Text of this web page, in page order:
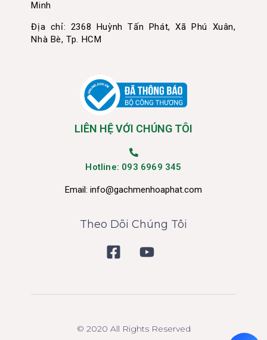
Minh
Địa chỉ: 2368 Huỳnh Tấn Phát, Xã Phú Xuân,
Nhà Bè, Tp. HCM
LIÊN HỆ VỚI CHÚNG TÔI
Hotline: 093 6969 345
Email: info@gachmenhoaphat.com
Theo Dõi Chúng Tôi
© 2020 All Rights Reserved